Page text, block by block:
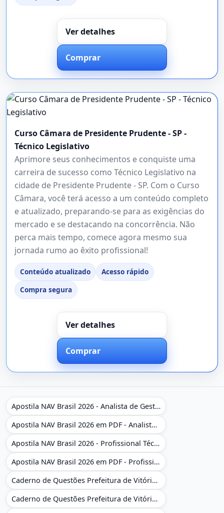
Ver detalhes
Comprar
Curso Câmara de Presidente Prudente - SP -
Técnico Legislativo
Aprimore seus conhecimentos e conquiste uma
carreira de sucesso como Técnico Legislativo na
cidade de Presidente Prudente - SP. Com o Curso
Câmara, você terá acesso a um conteúdo completo
e atualizado, preparando-se para as exigências do
mercado e se destacando na concorrência. Não
perca mais tempo, comece agora mesmo sua
jornada rumo ao êxito profissional!
Conteúdo atualizado
Acesso rápido
Compra segura
Ver detalhes
Comprar
Apostila NAV Brasil 2026 - Analista de Gestão
Apostila NAV Brasil 2026 em PDF - Analista de Gestão
Apostila NAV Brasil 2026 - Profissional Técnico de Navegação Aérea - Operador de Torre de Controle
Apostila NAV Brasil 2026 em PDF - Profissional Técnico de Navegação Aérea - Operador de Torre de Controle
Caderno de Questões Prefeitura de Vitória da Conquista - BA - Conhecimentos Gerais - 450 Questões Gabaritadas
Caderno de Questões Prefeitura de Vitória da Conquista em PDF - BA - Conhecimentos Gerais - 450 Questões Gabaritadas